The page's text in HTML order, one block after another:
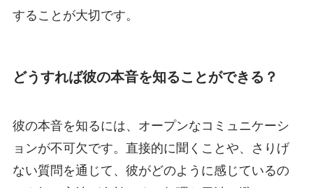
することが大切です。
どうすれば彼の本音を知ることができる？
彼の本音を知るには、オープンなコミュニケーシ
ョンが不可欠です。直接的に聞くことや、さりげ
ない質問を通じて、彼がどのように感じているの